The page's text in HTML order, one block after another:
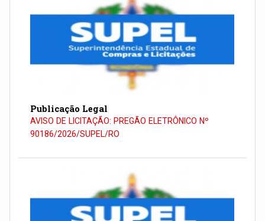
Publicação Legal
AVISO DE LICITAÇÃO: PREGÃO ELETRÔNICO Nº
90186/2026/SUPEL/RO